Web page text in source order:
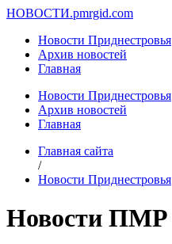
НОВОСТИ.pmrgid.com
Новости Приднестровья
Архив новостей
Главная
Новости Приднестровья
Архив новостей
Главная
Главная сайта
/
Новости Приднестровья
Новости ПМР